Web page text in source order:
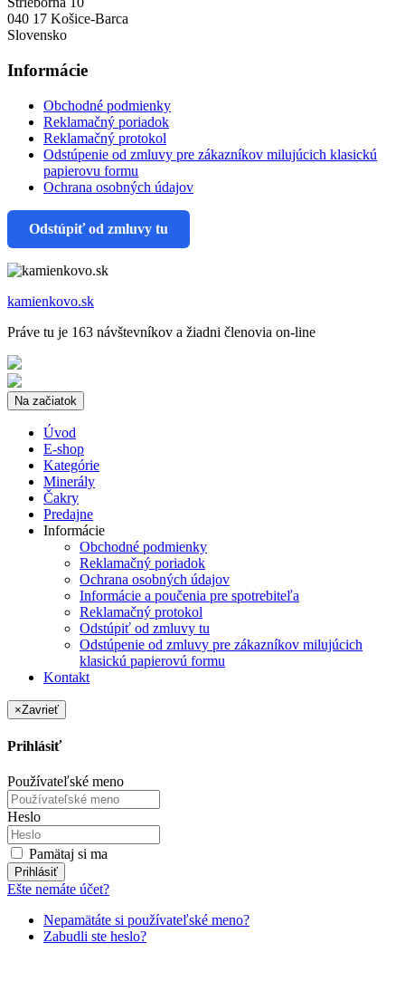
040 17 Košice-Barca
Slovensko
Informácie
Obchodné podmienky
Reklamačný poriadok
Reklamačný protokol
Odstúpenie od zmluvy pre zákazníkov milujúcich klasickú
papierovu formu
Ochrana osobných údajov
Odstúpiť od zmluvy tu
kamienkovo.sk
Práve tu je 163 návštevníkov a žiadni členovia on-line
Na začiatok
Úvod
E-shop
Kategórie
Minerály
Čakry
Predajne
Informácie
Obchodné podmienky
Reklamačný poriadok
Ochrana osobných údajov
Informácie a poučenia pre spotrebiteľa
Reklamačný protokol
Odstúpiť od zmluvy tu
Odstúpenie od zmluvy pre zákazníkov milujúcich
klasickú papierovú formu
Kontakt
×Zavrieť
Prihlásiť
Používateľské meno
Heslo
Pamätaj si ma
Prihlásiť
Ešte nemáte účet?
Nepamätáte si používateľské meno?
Zabudli ste heslo?